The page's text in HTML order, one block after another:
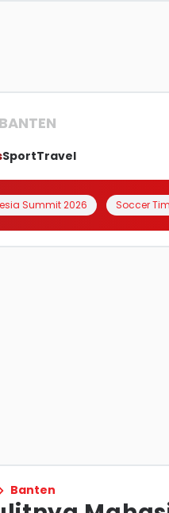
BANTEN
SportTravel
Summit 2026 Soccer
Banten